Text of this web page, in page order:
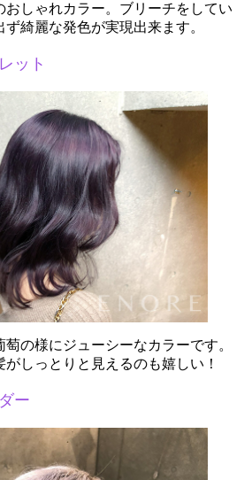
おしゃれカラー。ブリーチをしてい
綺麗な発色が実現出来ます。
ット
の様にジューシーなカラーです。
しっとりと見えるのも嬉しい！
ー